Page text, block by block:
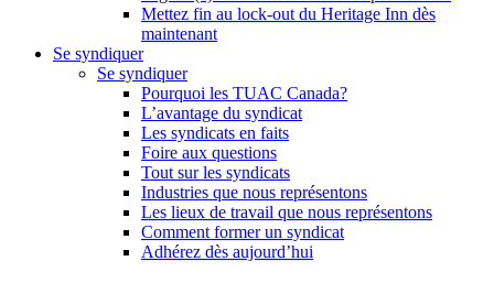
Mettez fin au lock-out du Heritage Inn dès
maintenant
Se syndiquer
Se syndiquer
Pourquoi les TUAC Canada?
L’avantage du syndicat
Les syndicats en faits
Foire aux questions
Tout sur les syndicats
Industries que nous représentons
Les lieux de travail que nous représentons
Comment former un syndicat
Adhérez dès aujourd’hui